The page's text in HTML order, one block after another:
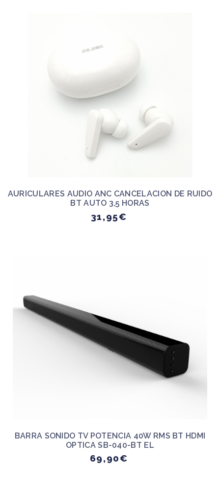
AURICULARES AUDIO ANC CANCELACION DE RUIDO
BT AUTO 3,5 HORAS
31,95€
BARRA SONIDO TV POTENCIA 40W RMS BT HDMI
OPTICA SB-040-BT EL
69,90€